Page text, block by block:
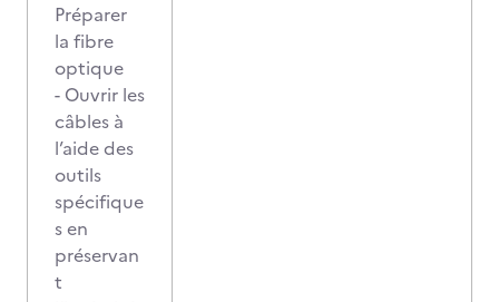
Préparer
la fibre
optique
- Ouvrir les
câbles à
l’aide des
outils
spécifique
s en
préservan
t